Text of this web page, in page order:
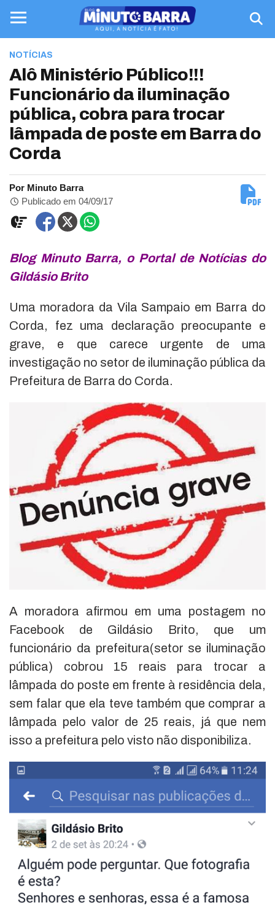
NOTÍCIAS
Alô Ministério Público!!!
Funcionário da iluminação
pública, cobra para trocar
lâmpada de poste em Barra do
Corda
Por Minuto Barra
Publicado em 04/09/17
Blog Minuto Barra, o Portal de Notícias do
Gildásio Brito
Uma moradora da Vila Sampaio em Barra do
Corda, fez uma declaração preocupante e
grave, e que carece urgente de uma
investigação no setor de iluminação pública da
Prefeitura de Barra do Corda.
A moradora afirmou em uma postagem no
Facebook de Gildásio Brito, que um
funcionário da prefeitura(setor se iluminação
pública) cobrou 15 reais para trocar a
lâmpada do poste em frente à residência dela,
sem falar que ela teve também que comprar a
lâmpada pelo valor de 25 reais, já que nem
isso a prefeitura pelo visto não disponibiliza.